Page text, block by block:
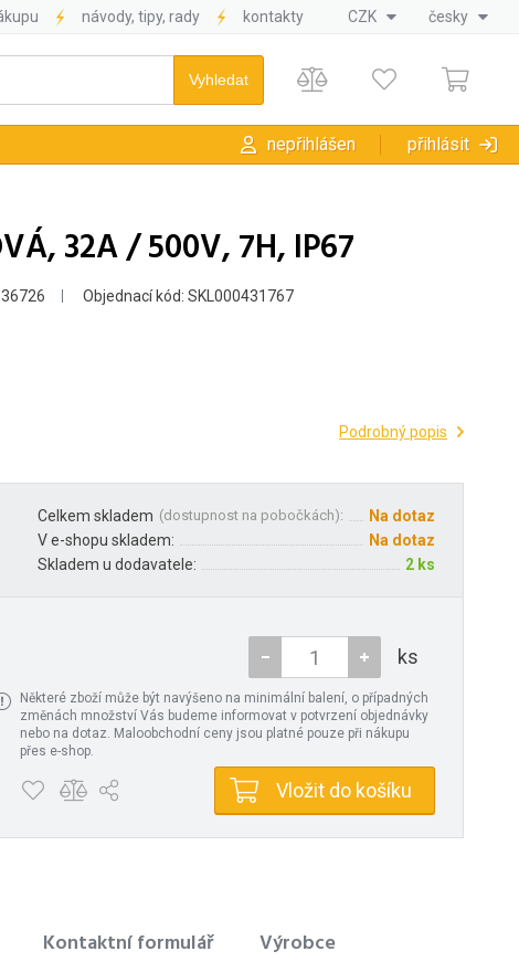
návody, tipy, rady kontakty CZK česky
nepřihlášen přihlásit
32A / 500V, 7H, IP67
Objednací kód: SKL000431767
Podrobný popis
Celkem skladem (dostupnost na pobočkách):
Na dotaz
V e-shopu skladem:
Na dotaz
Skladem u dodavatele:
2 ks
ks
Některé zboží může být navýšeno na minimální balení, o případných
změnách množství Vás budeme informovat v potvrzení objednávky
nebo na dotaz. Maloobchodní ceny jsou platné pouze při nákupu
přes e-shop.
Vložit do košíku
Kontaktní formulář Výrobce